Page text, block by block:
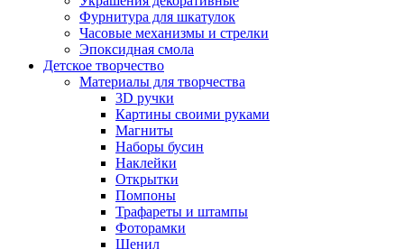
Фурнитура для шкатулок
Часовые механизмы и стрелки
Эпоксидная смола
Детское творчество
Материалы для творчества
3D ручки
Картины своими руками
Магниты
Наборы бусин
Наклейки
Открытки
Помпоны
Трафареты и штампы
Фоторамки
Шенил